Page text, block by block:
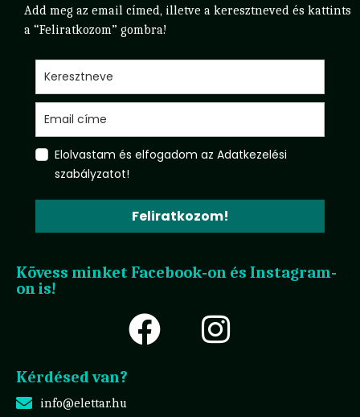
Add meg az email címed, illetve a keresztneved és kattints
a “Feliratkozom” gombra!
Elolvastam és elfogadom az Adatkezelési
szabályzatot!
Feliratkozom!
Kövess minket Facebook-on és Instagram-
on is!
Kérdésed van?
info@elettar.hu